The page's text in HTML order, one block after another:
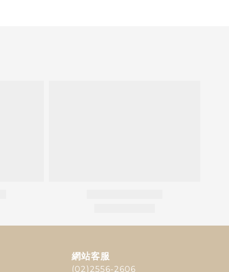
網站客服
(02)2556-2606